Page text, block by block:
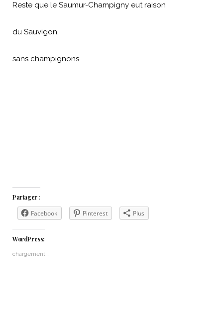
Reste que le Saumur-Champigny eut raison
du Sauvigon,
sans champignons.
Partager :
Facebook Pinterest Plus
WordPress:
chargement…